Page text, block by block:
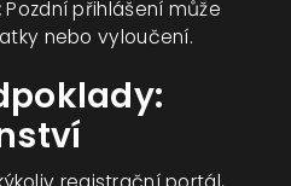
Pozdní přihlášení může
nebo vyloučení.